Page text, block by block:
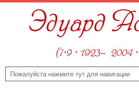
Эдуард
(7·9 · 1923—2004